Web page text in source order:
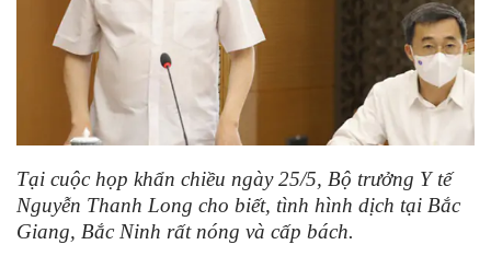
Tại cuộc họp khẩn chiều ngày 25/5, Bộ trưởng Y tế
Nguyễn Thanh Long cho biết, tình hình dịch tại Bắc
Giang, Bắc Ninh rất nóng và cấp bách.